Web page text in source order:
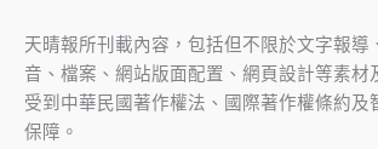
天晴報所刊載內容，包括但不限於文字報導
音、檔案、網站版面配置、網頁設計等素材
受到中華民國著作權法、國際著作權條約及
保障。